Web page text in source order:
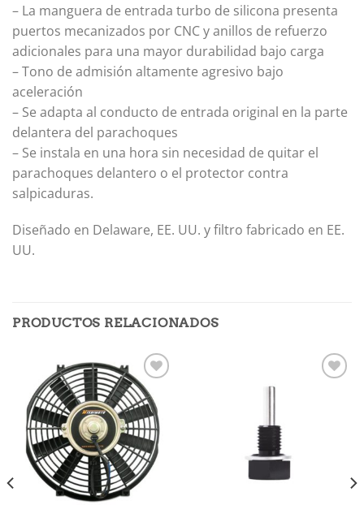
– La manguera de entrada turbo de silicona presenta
puertos mecanizados por CNC y anillos de refuerzo
adicionales para una mayor durabilidad bajo carga
– Tono de admisión altamente agresivo bajo
aceleración
– Se adapta al conducto de entrada original en la parte
delantera del parachoques
– Se instala en una hora sin necesidad de quitar el
parachoques delantero o el protector contra
salpicaduras.
Diseñado en Delaware, EE. UU. y filtro fabricado en EE.
UU.
PRODUCTOS RELACIONADOS
Añadir
a la
lista de
deseos